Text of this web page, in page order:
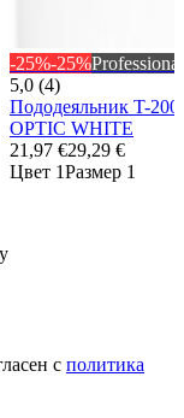
-25%-25%Professional
5,0 (4)
Пододеяльник T-
OPTIC WHITE
21,97 €29,29 €
Цвет 1Размер 1
с политика